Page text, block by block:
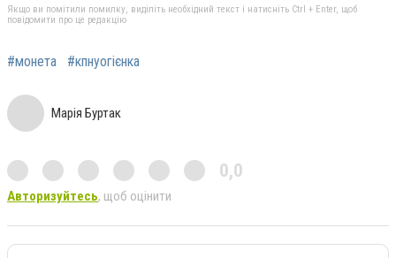
Якщо ви помітили помилку, виділіть необхідний текст і натисніть Ctrl + Enter, щоб
повідомити про це редакцію
#монета #кпнуогієнка
Марія Буртак
0,0
Авторизуйтесь, щоб оцінити